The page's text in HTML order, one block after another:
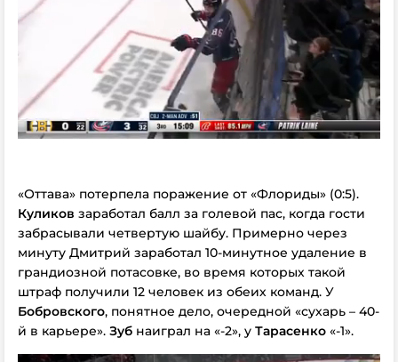
«Оттава» потерпела поражение от «Флориды» (0:5).
Куликов заработал балл за голевой пас, когда гости
забрасывали четвертую шайбу. Примерно через
минуту Дмитрий заработал 10-минутное удаление в
грандиозной потасовке, во время которых такой
штраф получили 12 человек из обеих команд. У
Бобровского, понятное дело, очередной «сухарь – 40-
й в карьере». Зуб наиграл на «-2», у Тарасенко «-1».